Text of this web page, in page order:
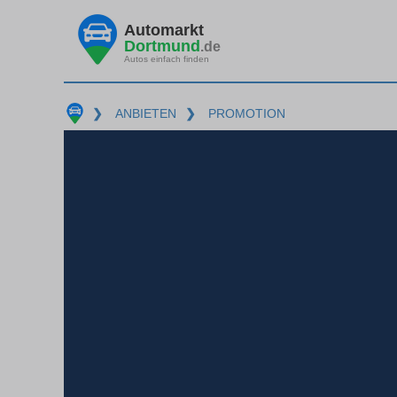
Automarkt
Dortmund.de
Autos einfach finden
❯ ANBIETEN ❯ PROMOTION